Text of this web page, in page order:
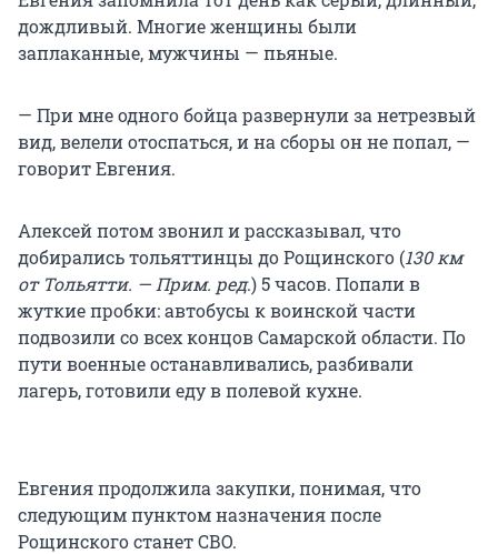
дождливый. Многие женщины были
заплаканные, мужчины — пьяные.
— При мне одного бойца развернули за нетрезвый
вид, велели отоспаться, и на сборы он не попал, —
говорит Евгения.
Алексей потом звонил и рассказывал, что
добирались тольяттинцы до Рощинского (130 км
от Тольятти. — Прим. ред.) 5 часов. Попали в
жуткие пробки: автобусы к воинской части
подвозили со всех концов Самарской области. По
пути военные останавливались, разбивали
лагерь, готовили еду в полевой кухне.
Евгения продолжила закупки, понимая, что
следующим пунктом назначения после
Рощинского станет СВО.